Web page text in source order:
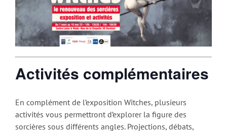
Activités complémentaires
En complément de l’exposition Witches, plusieurs
activités vous permettront d’explorer la figure des
sorcières sous différents angles. Projections, débats,